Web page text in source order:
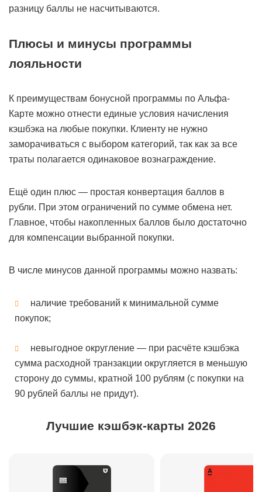
разницу баллы не насчитываются.
Плюсы и минусы программы
лояльности
К преимуществам бонусной программы по Альфа-
Карте можно отнести единые условия начисления
кэшбэка на любые покупки. Клиенту не нужно
заморачиваться с выбором категорий, так как за все
траты полагается одинаковое вознаграждение.
Ещё один плюс — простая конвертация баллов в
рубли. При этом ограничений по сумме обмена нет.
Главное, чтобы накопленных баллов было достаточно
для компенсации выбранной покупки.
В числе минусов данной программы можно назвать:
наличие требований к минимальной сумме
покупок;
невыгодное округление — при расчёте кэшбэка
сумма расходной транзакции округляется в меньшую
сторону до суммы, кратной 100 рублям (с покупки на
90 рублей баллы не придут).
Лучшие кэшбэк-карты 2026